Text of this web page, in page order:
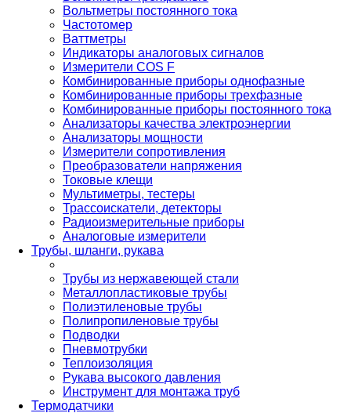
Вольтметры постоянного тока
Частотомер
Ваттметры
Индикаторы аналоговых сигналов
Измерители COS F
Комбинированные приборы однофазные
Комбинированные приборы трехфазные
Комбинированные приборы постоянного тока
Анализаторы качества электроэнергии
Анализаторы мощности
Измерители сопротивления
Преобразователи напряжения
Токовые клещи
Мультиметры, тестеры
Трассоискатели, детекторы
Радиоизмерительные приборы
Аналоговые измерители
Трубы, шланги, рукава
Трубы из нержавеющей стали
Металлопластиковые трубы
Полиэтиленовые трубы
Полипропиленовые трубы
Подводки
Пневмотрубки
Теплоизоляция
Рукава высокого давления
Инструмент для монтажа труб
Термодатчики